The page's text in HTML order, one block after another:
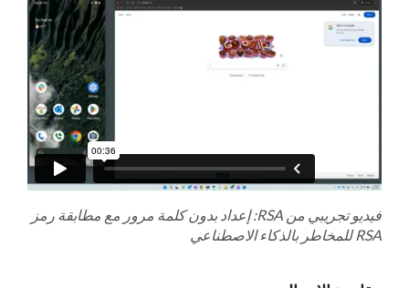
فيديو تجريبي من RSA: إعداد بدون كلمة مرور مع مطابقة رمز
RSA للمخاطر بالذكاء الاصطناعي